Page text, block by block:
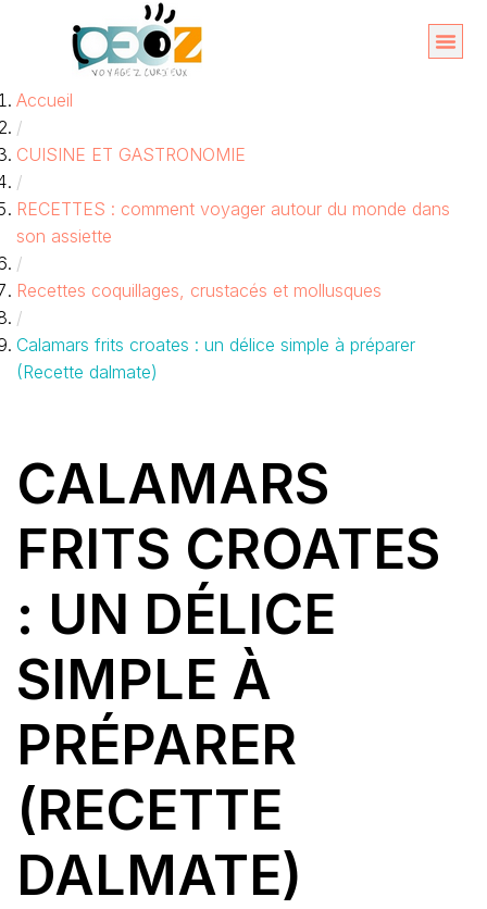
contenu
Accueil
/
CUISINE ET GASTRONOMIE
/
RECETTES : comment voyager autour du monde dans
son assiette
/
Recettes coquillages, crustacés et mollusques
/
Calamars frits croates : un délice simple à préparer
(Recette dalmate)
CALAMARS
FRITS CROATES
: UN DÉLICE
SIMPLE À
PRÉPARER
(RECETTE
DALMATE)